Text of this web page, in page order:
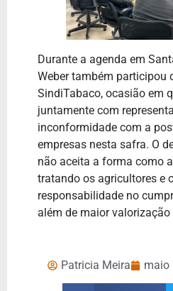
Durante a agenda em
Weber também participou
SindiTabaco, ocasião em
juntamente com
inconformidade com a
empresas nesta safra. O
não aceita a forma como
tratando os agricultores e
responsabilidade no
além de maior valorização
Patricia Meira maio